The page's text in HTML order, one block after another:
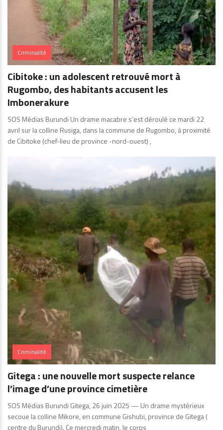
Criminalité
Cibitoke : un adolescent retrouvé mort à
Rugombo, des habitants accusent les
Imbonerakure
SOS Médias Burundi Un drame macabre s’est déroulé ce mardi 22
avril sur la colline Rusiga, dans la commune de Rugombo, à proximité
de Cibitoke (chef-lieu de province -nord-ouest) ,
Criminalité
Gitega : une nouvelle mort suspecte relance
l’image d’une province cimetière
SOS Médias Burundi Gitega, 26 juin 2025 — Un drame mystérieux
secoue la colline Mikore, en commune Gishubi, province de Gitega (
centre du Burundi). Ce mercredi matin, le corps